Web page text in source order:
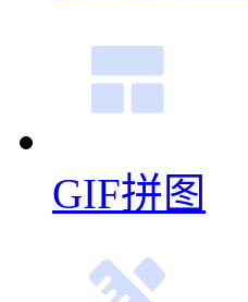
GIF拼图